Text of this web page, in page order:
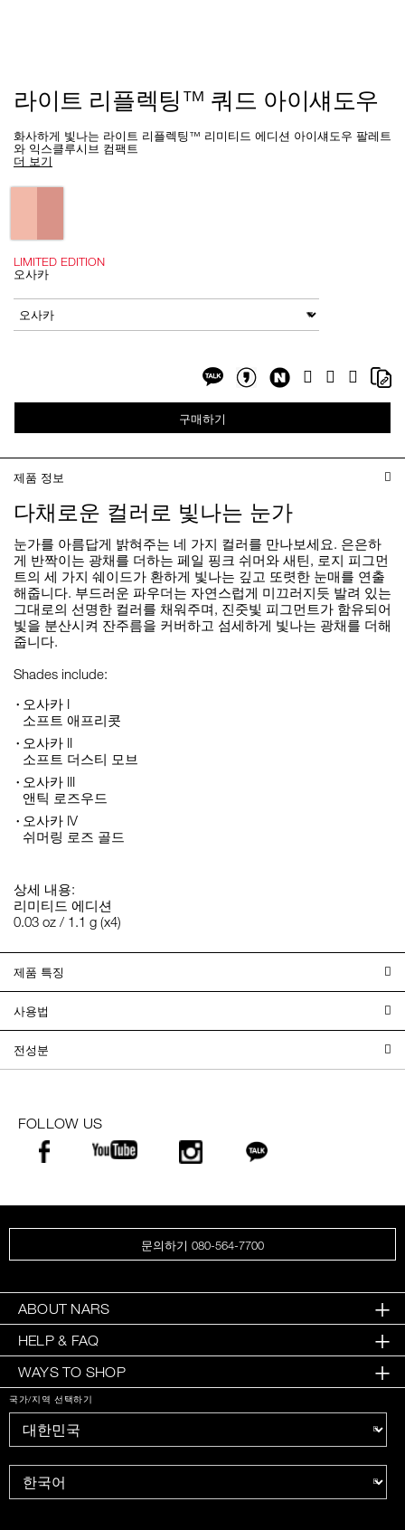
%EB%A6%AC%ED%94%8C%EB%A0%89%ED%8C%85%E2%84%A2-
%EC%BF%BC%EB%93%9C-
1.html
No.
0194251143217-
라이트 리플렉팅™ 쿼드 아이섀도우
화사하게 빛나는 라이트 리플렉팅™ 리미티드 에디션 아이섀도우 팔레트
와 익스클루시브 컴팩트
더 보기
Variations
LIMITED EDITION
오사카
to
cart
options
Actions
변형
on
Kakaotalk
on
Share
on
Facebook
Twitter Google
Plus
on
구매하기
제품 정보
다채로운 컬러로 빛나는 눈가
눈가를 아름답게 밝혀주는 네 가지 컬러를 만나보세요. 은은하
게 반짝이는 광채를 더하는 페일 핑크 쉬머와 새틴, 로지 피그먼
트의 세 가지 쉐이드가 환하게 빛나는 깊고 또렷한 눈매를 연출
해줍니다. 부드러운 파우더는 자연스럽게 미끄러지듯 발려 있는
그대로의 선명한 컬러를 채워주며, 진줏빛 피그먼트가 함유되어
빛을 분산시켜 잔주름을 커버하고 섬세하게 빛나는 광채를 더해
줍니다.
Shades include:
오사카 I
소프트 애프리콧
오사카 II
소프트 더스티 모브
오사카 III
앤틱 로즈우드
오사카 IV
쉬머링 로즈 골드
상세 내용:
리미티드 에디션
0.03 oz / 1.1 g (x4)
제품 특징
사용법
전성분
FOLLOW US
문의하기 080-564-7700
ABOUT NARS
HELP & FAQ
WAYS TO SHOP
국가/지역 선택하기